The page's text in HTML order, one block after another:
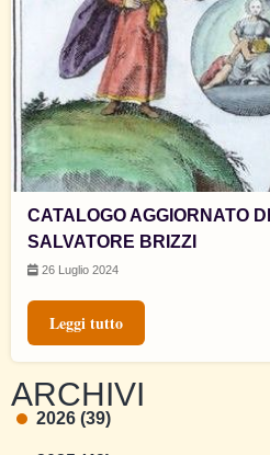
CATALOGO AGGIORNATO
SALVATORE BRIZZI
26 Luglio 2024
Leggi tutto
ARCHIVI
2026 (39)